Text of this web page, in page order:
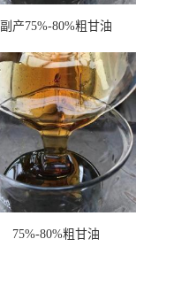
副产75%-80%粗甘油
75%-80%粗甘油